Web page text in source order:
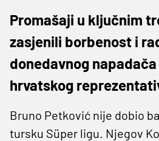
Promašaji u ključnim
zasjenili borbenost i
donedavnog napadača
hrvatskog
Bruno Petković nije dobio
tursku Süper ligu. Njegov